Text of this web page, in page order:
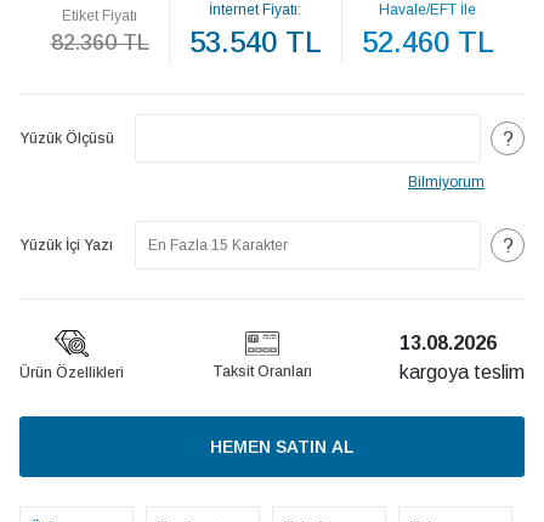
Etiket Fiyatı
82.360 TL
İnternet Fiyatı:
53.540 TL
Havale/EFT İle
52.460 TL
Yüzük Ölçüsü ?
Bilmiyorum
Yüzük İçi Yazı ?
Ürün Özellikleri Taksit Oranları
13.08.2026
kargoya teslim
HEMEN SATIN AL